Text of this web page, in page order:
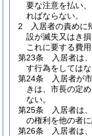
要な注意を払い
ればならない。
2
入居者の責めに
設が滅失又はき
これに要する費
第23条
入居者は
す行為をしてはな
第24条
入居者が
きは、市長の定
ない。
第25条
入居者は
の権利を他の者
第26条
入居者は